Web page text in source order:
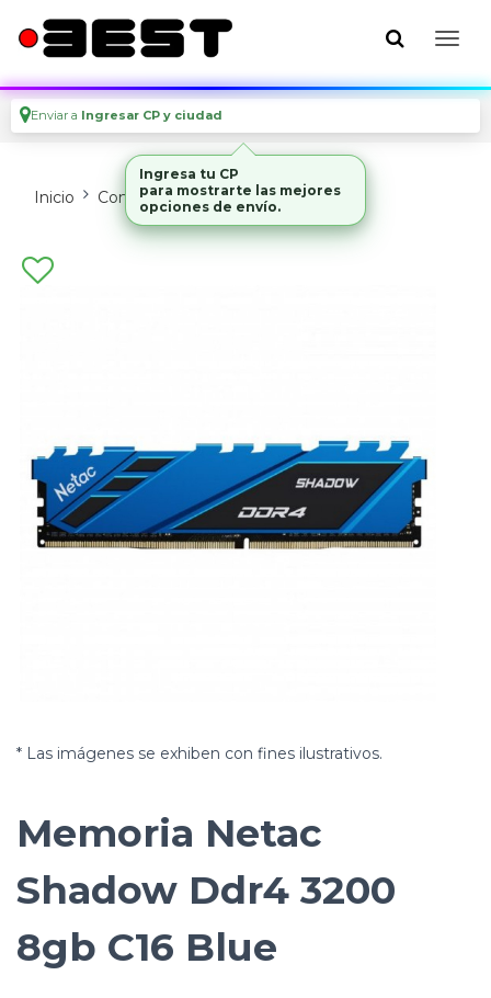
Enviar a Ingresar CP y ciudad
Inicio Componentes De Pc Memorias
* Las imágenes se exhiben con fines ilustrativos.
Memoria Netac
Shadow Ddr4 3200
8gb C16 Blue
Ingresa tu CP
para mostrarte las mejores
opciones de envío.